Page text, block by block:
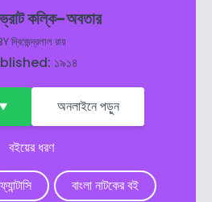
কল্কি-অবতার
দ্বিজেন্দ্রলাল রায়
১৯১৪
অনলাইনে পড়ুন
বইয়ের ধরণ
ফ্যান্টাসি
বাংলা নাটকের বই